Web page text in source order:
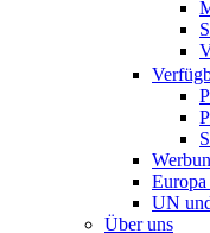
UN
Über uns